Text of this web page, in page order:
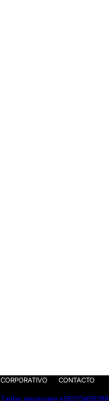
CORPORATIVO
Tarifas electorales
CONTACTO
+56223456789